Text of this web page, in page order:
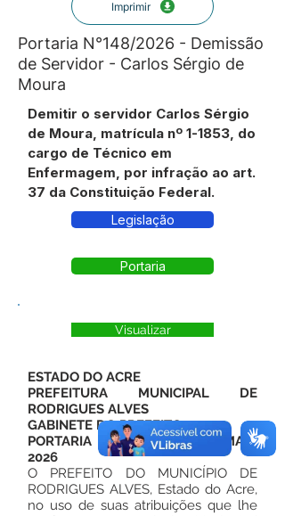
Imprimir
Portaria N°148/2026 - Demissão
de Servidor - Carlos Sérgio de
Moura
Demitir o servidor Carlos Sérgio
de Moura, matrícula nº 1-1853, do
cargo de Técnico em
Enfermagem, por infração ao art.
37 da Constituição Federal.
Legislação
Portaria
Visualizar
ESTADO DO ACRE
PREFEITURA MUNICIPAL DE
RODRIGUES ALVES
GABINETE DO PREFEITO
PORTARIA Nº 148 DE 22 DE MAIO
2026
O PREFEITO DO MUNICÍPIO DE
RODRIGUES ALVES, Estado do Acre,
no uso de suas atribuições que lhe